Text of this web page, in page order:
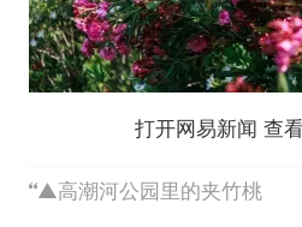
打开网易新闻 查
▲高潮河公园里的夹竹桃